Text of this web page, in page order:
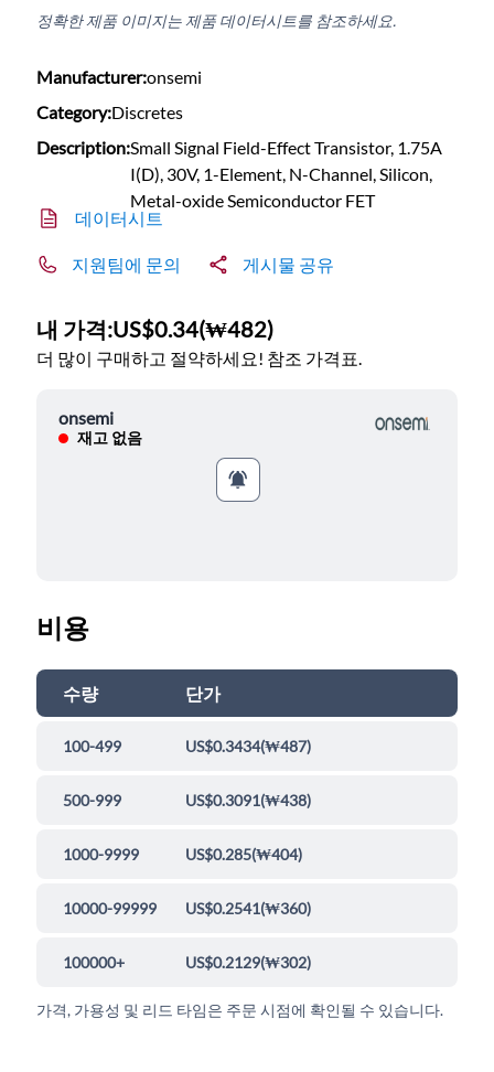
정확한 제품 이미지는 제품 데이터시트를 참조하세요.
Manufacturer:onsemi
Category:Discretes
Description:Small Signal Field-Effect Transistor, 1.75A
I(D), 30V, 1-Element, N-Channel, Silicon,
Metal-oxide Semiconductor FET
데이터시트
지원팀에 문의 게시물 공유
내 가격:US$0.34(₩482)
더 많이 구매하고 절약하세요! 참조 가격표.
onsemi
재고 없음
비용
수량 단가
100-499 US$0.3434(₩487)
500-999 US$0.3091(₩438)
1000-9999 US$0.285(₩404)
10000-99999 US$0.2541(₩360)
100000+ US$0.2129(₩302)
가격, 가용성 및 리드 타임은 주문 시점에 확인될 수 있습니다.